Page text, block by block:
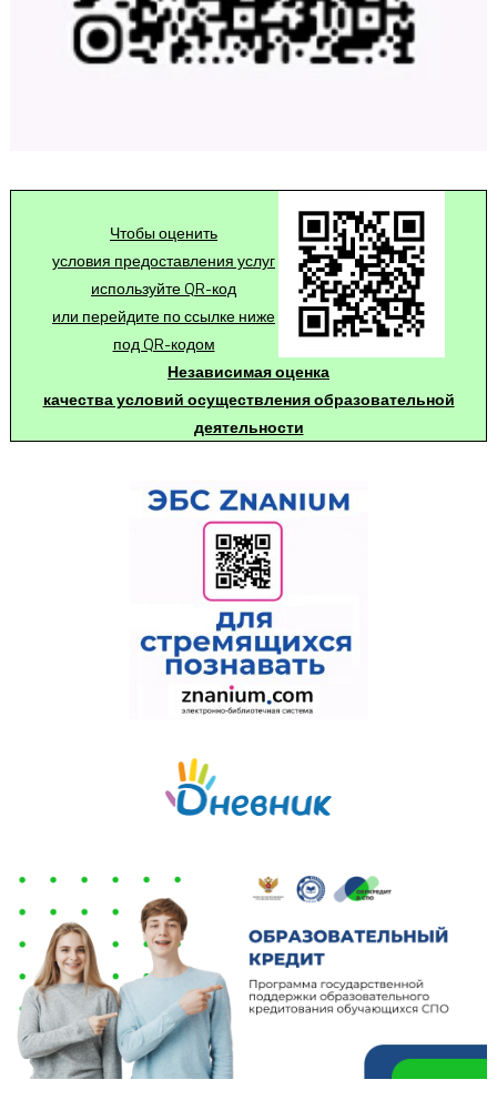
Чтобы оценить
условия предоставления услуг
используйте QR-код
или перейдите по ссылке ниже
под QR-кодом
Независимая оценка
качества условий осуществления образовательной
деятельности